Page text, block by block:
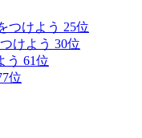
つけよう 25位
けよう 30位
う 61位
位